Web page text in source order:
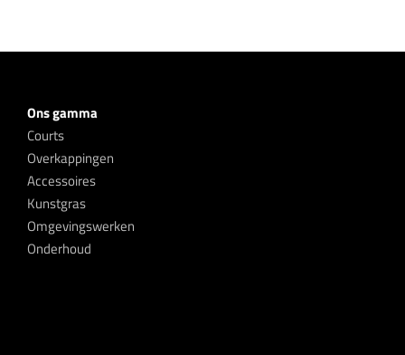
Ons gamma
Courts
Overkappingen
Accessoires
Kunstgras
Omgevingswerken
Onderhoud